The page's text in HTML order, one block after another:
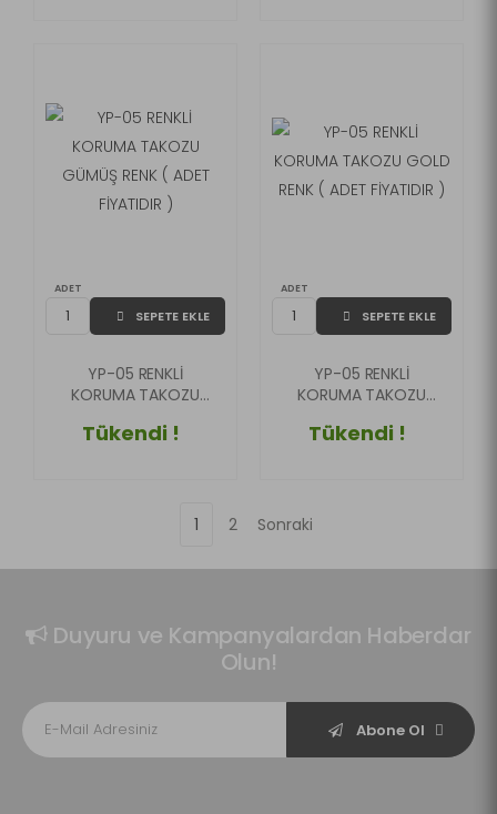
ADET
SEPETE EKLE
YP-05 RENKLİ
KORUMA TAKOZU
FİYATIDIR )
Tükendi !
ADET
SEPETE EKLE
YP-05 RENKLİ
KORUMA TAKOZU
FİYATIDIR )
Tükendi !
1 2 Sonraki
Duyuru ve Kampanyalardan Haberdar
Olun!
Abone Ol